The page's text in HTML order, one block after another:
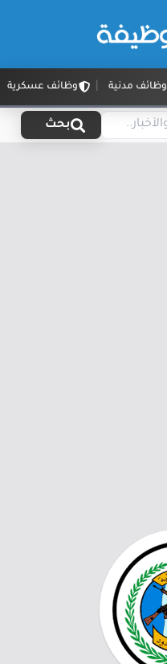
وظائف مدنية وظائف عسكرية
بحث